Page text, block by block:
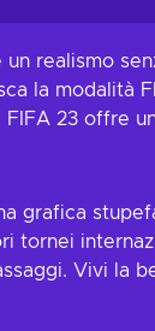
realismo
la modalità
23 offre
grafica
tornei
Vivi la